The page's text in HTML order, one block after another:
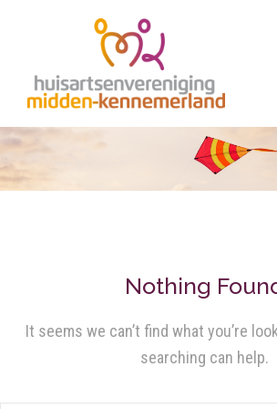
Nothing
It seems we can’t find what you’re
searching can help.